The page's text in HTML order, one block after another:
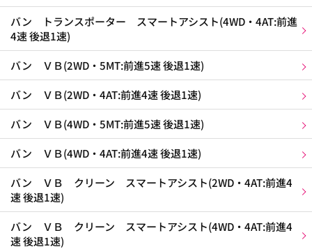
バン トランスポーター スマートアシスト(4WD・4AT:前進
4速 後退1速)
バン ＶＢ(2WD・5MT:前進5速 後退1速)
バン ＶＢ(2WD・4AT:前進4速 後退1速)
バン ＶＢ(4WD・5MT:前進5速 後退1速)
バン ＶＢ(4WD・4AT:前進4速 後退1速)
バン ＶＢ クリーン スマートアシスト(2WD・4AT:前進4
速 後退1速)
バン ＶＢ クリーン スマートアシスト(4WD・4AT:前進4
速 後退1速)